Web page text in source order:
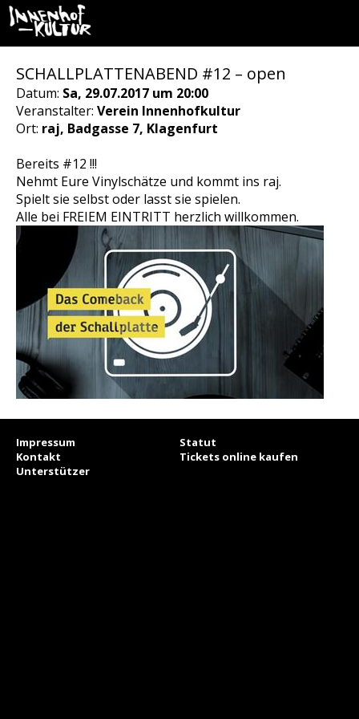
SCHALLPLATTENABEND #12 – open
Datum: Sa, 29.07.2017 um 20:00
Veranstalter: Verein Innenhofkultur
Ort: raj, Badgasse 7, Klagenfurt
Bereits #12 !!!
Nehmt Eure Vinylschätze und kommt ins raj.
Spielt sie selbst oder lasst sie spielen.
Alle bei FREIEM EINTRITT herzlich willkommen.
Impressum
Statut
Kontakt
Tickets online kaufen
Unterstützer